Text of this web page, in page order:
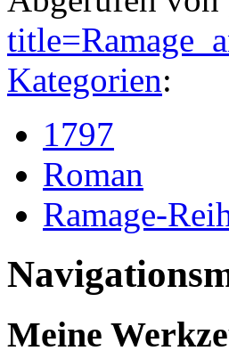
Kategorien:
1797
Roman
Ramage-
Meine